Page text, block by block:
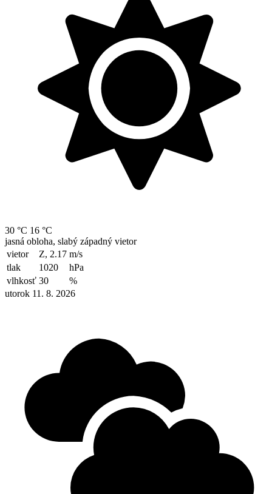
30 °C 16 °C
jasná obloha, slabý západný vietor
vietor
Z, 2.17 m/s
tlak
1020
hPa
vlhkosť 30
%
utorok 11. 8. 2026